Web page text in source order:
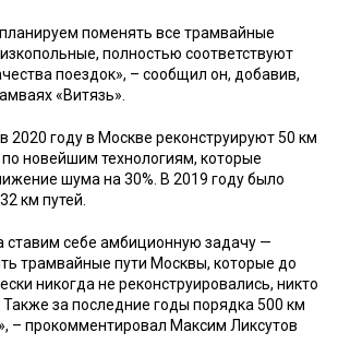
поменять все трамвайные
полностью соответствуют
поездок», – сообщил он, добавив,
«Витязь».
2020 году в Москве реконструируют 50 км
новейшим технологиям, которые
шума на 30%. В 2019 году было
км путей.
ставим себе амбиционную задачу —
трамвайные пути Москвы, которые до
никогда не реконструировались, никто
за последние годы порядка 500 км
– прокомментировал Максим Ликсутов